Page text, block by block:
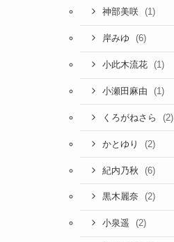
神部美咲 (1)
岸みゆ (6)
小此木流花 (1)
小瀬田麻由 (1)
くろがねさら (2)
かとゆり (2)
紀内乃秋 (6)
黒木麗奈 (2)
小泉遥 (2)